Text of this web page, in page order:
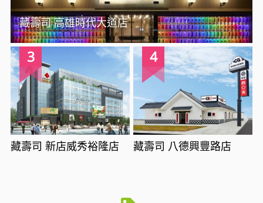
藏壽司 高雄時代大道店
3
藏壽司 新店威秀裕隆店
4
藏壽司 八德興豐路店